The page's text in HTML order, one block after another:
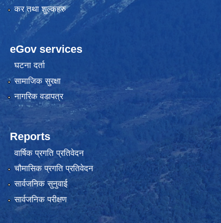
कर तथा शुल्कहरु
eGov services
घटना दर्ता
सामाजिक सुरक्षा
नागरिक वडापत्र
Reports
वार्षिक प्रगति प्रतिवेदन
चौमासिक प्रगति प्रतिवेदन
सार्वजनिक सुनुवाई
सार्वजनिक परीक्षण